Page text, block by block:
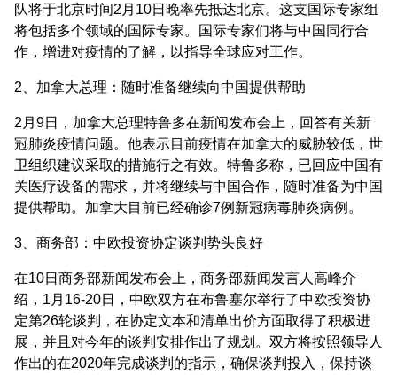
队将于北京时间2月10日晚率先抵达北京。这支国际专家组
将包括多个领域的国际专家。国际专家们将与中国同行合
作，增进对疫情的了解，以指导全球应对工作。
2、加拿大总理：随时准备继续向中国提供帮助
2月9日，加拿大总理特鲁多在新闻发布会上，回答有关新
冠肺炎疫情问题。他表示目前疫情在加拿大的威胁较低，世
卫组织建议采取的措施行之有效。特鲁多称，已回应中国有
关医疗设备的需求，并将继续与中国合作，随时准备为中国
提供帮助。加拿大目前已经确诊7例新冠病毒肺炎病例。
3、商务部：中欧投资协定谈判势头良好
在10日商务部新闻发布会上，商务部新闻发言人高峰介
绍，1月16-20日，中欧双方在布鲁塞尔举行了中欧投资协
定第26轮谈判，在协定文本和清单出价方面取得了积极进
展，并且对今年的谈判安排作出了规划。双方将按照领导人
作出的在2020年完成谈判的指示，确保谈判投入，保持谈